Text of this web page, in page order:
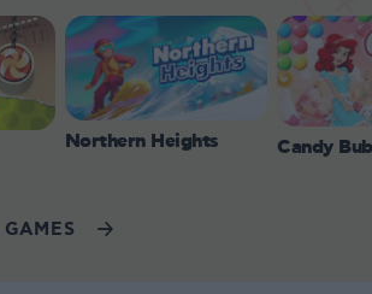
Northern Heights Candy